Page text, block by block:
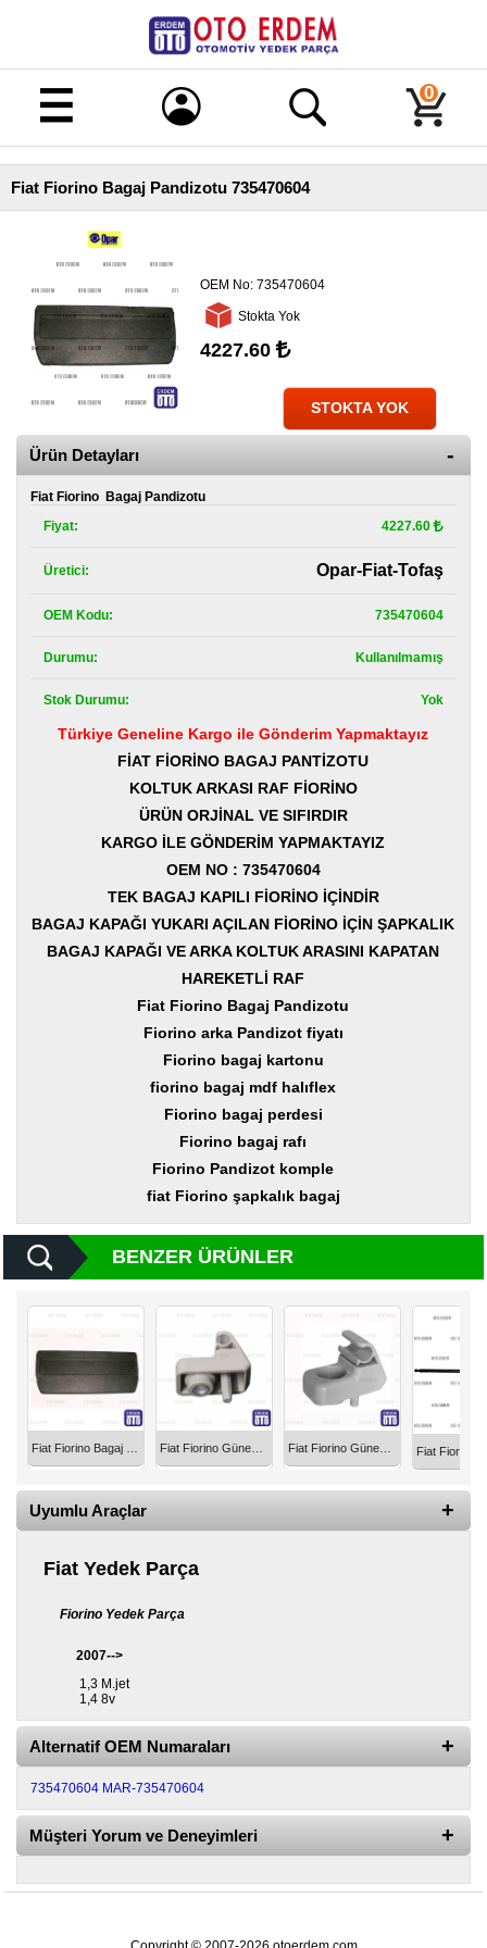
Merhaba!
Giriş
Kayıt
Ana
Sayfa
Kampanyalı
Tüm
Ürünler
Hesapları
İletişim
Kategoriler
Yedek
Parça
Parça
TOFAŞ
Parça
Standı
Ampül
Çeşitleri
Yedekleri
Aksesuar
Parçaları
Diğer
Markalar
Motor
0
Fiat Fiorino Bagaj Pandizotu 735470604
OEM No:735470604
Stokta Yok
4227.60
STOKTA YOK
Ürün Detayları
Fiat Fiorino  Bagaj Pandizotu
Fiyat:
4227.60
Üretici: Opar-Fiat-Tofaş
OEM Kodu: 735470604
Durumu: Kullanılmamış
Stok Durumu: Yok
Türkiye Geneline Kargo ile Gönderim Yapmaktayız
FİAT FİORİNO BAGAJ PANTİZOTU
KOLTUK ARKASI RAF FİORİNO
ÜRÜN ORJİNAL VE SIFIRDIR
KARGO İLE GÖNDERİM YAPMAKTAYIZ
OEM NO : 735470604
TEK BAGAJ KAPILI FİORİNO İÇİNDİR
BAGAJ KAPAĞI YUKARI AÇILAN FİORİNO İÇİN ŞAPKALIK
BAGAJ KAPAĞI VE ARKA KOLTUK ARASINI KAPATAN
HAREKETLİ RAF
Fiat Fiorino Bagaj Pandizotu
Fiorino arka Pandizot fiyatı
Fiorino bagaj kartonu
fiorino bagaj mdf halıflex
Fiorino bagaj perdesi
Fiorino bagaj rafı
Fiorino Pandizot komple
fiat Fiorino şapkalık bagaj
BENZER ÜRÜNLER
Fiat Fiorino Bagaj Pandizotu Çift Kapı 735471430 Fiat Fiorino Güneşlik Kancası Tutucusu Gri 735508929 Fiat Fiorino Güneşlik Kancası Tutucusu Bej 735539312
Uyumlu Araçlar
Fiat Yedek Parça
Fiorino Yedek Parça
2007-->
1,3 M.jet
1,4 8v
Alternatif OEM Numaraları
735470604 MAR-735470604
Müşteri Yorum ve Deneyimleri